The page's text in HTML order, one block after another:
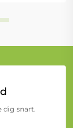
dig snart.